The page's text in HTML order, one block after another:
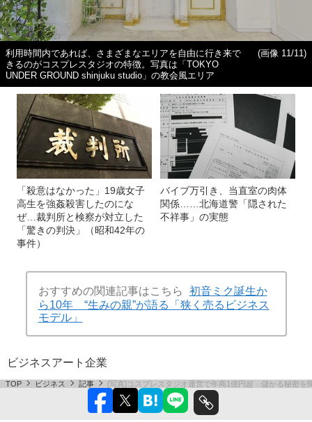
利用時間内であれば、さまざまなエリアを自由に行き来で
きるのがコスプレスタジオの特徴。写真は「TOKYO
UNDER GROUND shinjuku studio」の教会風エリア
(画像 11/11)
「殺意はなかった」19歳女子
高生を強姦殺害したのにな
ぜ…裁判所と検察が対立した
「驚きの判決」（昭和42年の
事件）
バイブ万引き、当直室の肉体
関係……北海道警「隠された
不祥事」の実態
おすすめの関連記事はこちら
初音ミク誕生か
ら10年 “生みの親”が語る「狭く売るビジネス
モデル」
ビジネスアート 企業
TOP ビジネス 記事 [写真]コスプレスタジオ運営で年商1億円超 儲かる秘密を